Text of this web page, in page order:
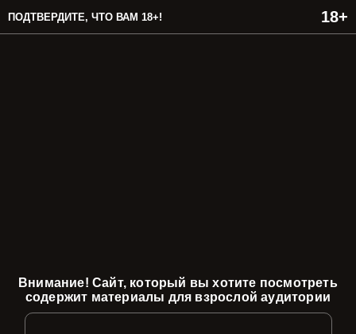
ПОДТВЕРДИТЕ, ЧТО ВАМ 18+!
Внимание! Сайт, который вы хотите посмотреть
содержит материалы для взрослой аудитории